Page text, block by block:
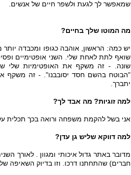
שמאפשר לך לגעת ולשפר חיים של אנשים.
מה המוטו שלך בחיים?
יש כמה: הראשון, אוהבה כגופו ומכבדה
שואף לתת לאחת שלי. השני אופטימיים
שונה. - זה משקף את האופטימיות שלי
"הבוטח בהשם חסד יסובבנו". - זה משקף
יתברך.
למה זוגיות? מה אבד לך?
אני בשל להקמת משפחה ורואה בכך תכלית
למה דווקא שליש גן עדן?
מדובר באתר גדול איכותי ומגוון . לאורך
חברים) שהתחתנו דרכו. וזו בדיוק השאיפה